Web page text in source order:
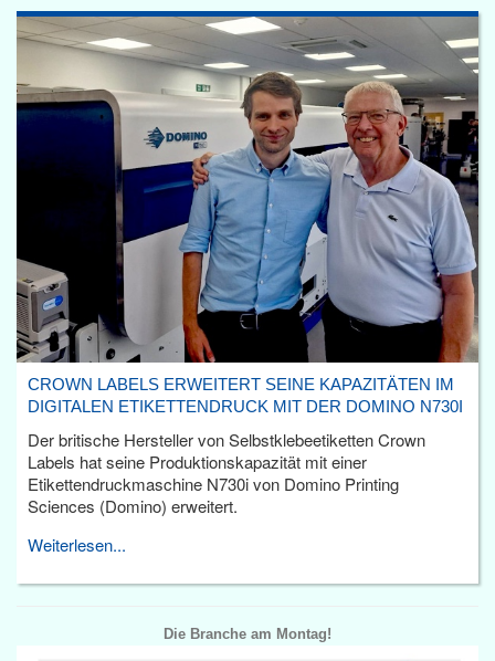
CROWN LABELS ERWEITERT SEINE KAPAZITÄTEN IM
DIGITALEN ETIKETTENDRUCK MIT DER DOMINO N730I
Der britische Hersteller von Selbstklebeetiketten Crown
Labels hat seine Produktionskapazität mit einer
Etikettendruckmaschine N730i von Domino Printing
Sciences (Domino) erweitert.
Weiterlesen...
Die Branche am Montag!